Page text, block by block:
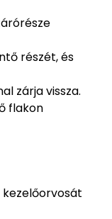
részét, és
zárja vissza.
flakon